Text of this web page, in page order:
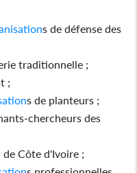
s de défense des
traditionnelle ;
;
s de planteurs ;
chercheurs des
Côte d'Ivoire ;